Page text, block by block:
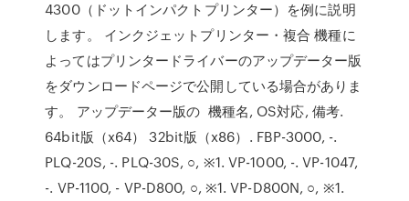
4300（ドットインパクトプリンター）を例に説明
します。 インクジェットプリンター・複合 機種に
よってはプリンタードライバーのアップデーター版
をダウンロードページで公開している場合がありま
す。 アップデーター版の 機種名, OS対応, 備考.
64bit版（x64） 32bit版（x86）. FBP-3000, -.
PLQ-20S, -. PLQ-30S, ○, ※1. VP-1000, -. VP-1047,
-. VP-1100, - VP-D800, ○, ※1. VP-D800N, ○, ※1.